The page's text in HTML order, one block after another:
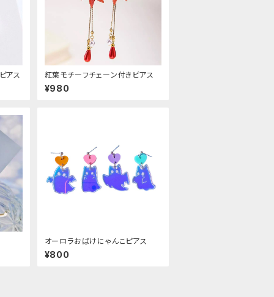
アス 紅葉モチーフチェーン付きピアス
¥980
オーロラおばけにゃんこピアス
¥800